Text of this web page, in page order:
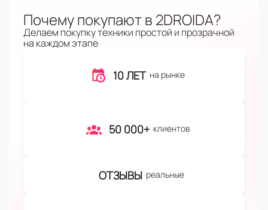
Почему покупают в 2DROIDA?
Делаем покупку техники простой и прозрачной
на каждом этапе
10 ЛЕТ на рынке
50 000+ клиентов
ОТЗЫВЫ реальные